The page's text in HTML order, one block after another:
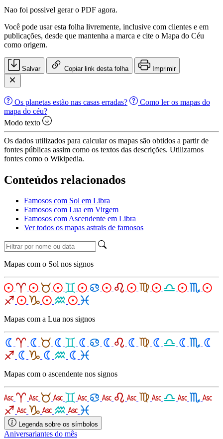
Nao foi possivel gerar o PDF agora.
Você pode usar esta folha livremente, inclusive com clientes e em
publicações, desde que mantenha a marca e cite o Mapa do Céu
como origem.
Salvar Copiar link desta folha Imprimir
Os planetas estão nas casas erradas?
Como ler os mapas do
mapa do céu?
Modo texto
Os dados utilizados para calcular os mapas são obtidos a partir de
fontes públicas assim como os textos das descrições. Utilizamos
fontes como o Wikipedia.
Conteúdos relacionados
Famosos com Sol em Libra
Famosos com Lua em Virgem
Famosos com Ascendente em Libra
Ver todos os mapas astrais de famosos
Mapas com o Sol nos signos
Mapas com a Lua nos signos
Mapas com o ascendente nos signos
Legenda sobre os símbolos
Aniversariantes do mês